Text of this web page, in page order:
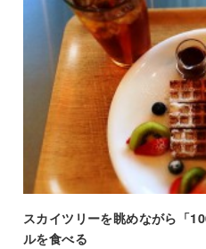
スカイツリーを眺めながら「
ルを食べる